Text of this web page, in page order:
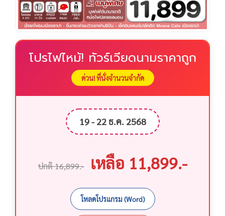
โปรไฟไหม้! ทัวร์เวียดนามราคาถูก
ด่วน! ที่นั่งจำนวนจำกัด
19 - 22 ธ.ค. 2568
ปกติ 16,899.- เหลือ 11,899.-
โหลดโปรแกรม (Word)